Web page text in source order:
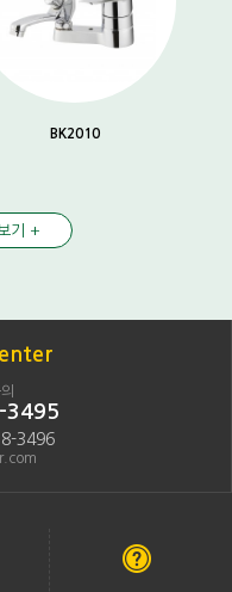
BK2010
기 +
3495
3496